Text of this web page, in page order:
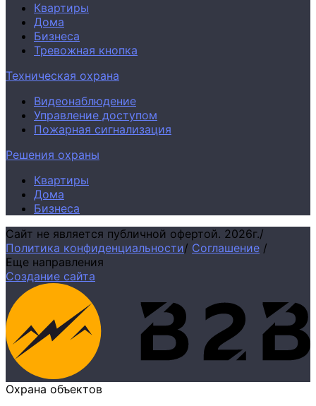
Квартиры
Дома
Бизнеса
Тревожная кнопка
Техническая охрана
Видеонаблюдение
Управление доступом
Пожарная сигнализация
Решения охраны
Квартиры
Дома
Бизнеса
Сайт не является публичной офертой. 2026г./
Политика конфиденциальности/ Соглашение /
Еще направления
Создание сайта
Охрана объектов